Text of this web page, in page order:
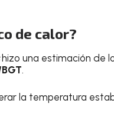
de calor?
hizo una estimación de
.
la temperatura